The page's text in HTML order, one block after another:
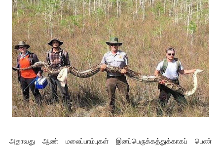
அதாவது ஆண் மலைப்பாம்புகள் இனப்பெருக்கத்துக்காகப் பெண்